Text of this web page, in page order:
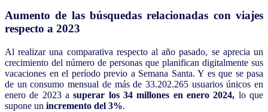
Aumento de las búsquedas relacionadas con viajes
respecto a 2023
Al realizar una comparativa respecto al año pasado, se aprecia un
crecimiento del número de personas que planifican digitalmente sus
vacaciones en el período previo a Semana Santa. Y es que se pasa
de un consumo mensual de más de 33.202.265 usuarios únicos en
enero de 2023 a superar los 34 millones en enero 2024, lo que
supone un incremento del 3%.